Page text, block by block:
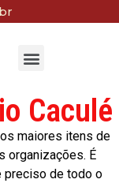
Caculé
maiores itens de
organizações. É
preciso de todo o